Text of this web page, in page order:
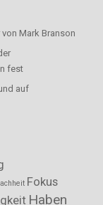
Mark Branson
fest
auf
Fokus
Haben